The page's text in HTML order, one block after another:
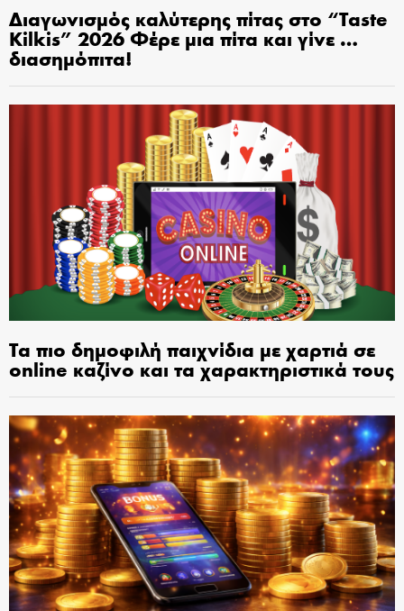
Διαγωνισμός καλύτερης πίτας στο “Taste
Kilkis” 2026 Φέρε μια πίτα και γίνε …
διασημόπιτα!
Τα πιο δημοφιλή παιχνίδια με χαρτιά σε
online καζίνο και τα χαρακτηριστικά τους